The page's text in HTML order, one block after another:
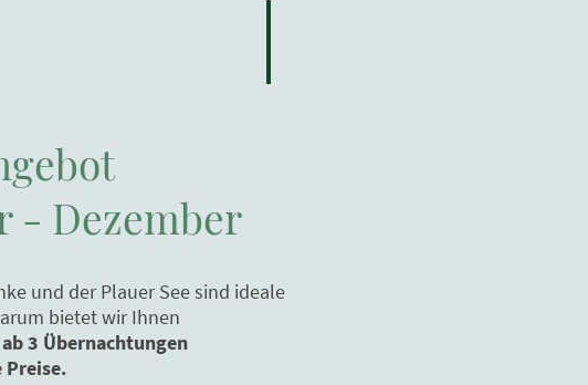
- Dezember
und der Plauer See sind ideale
bietet wir Ihnen
3 Übernachtungen